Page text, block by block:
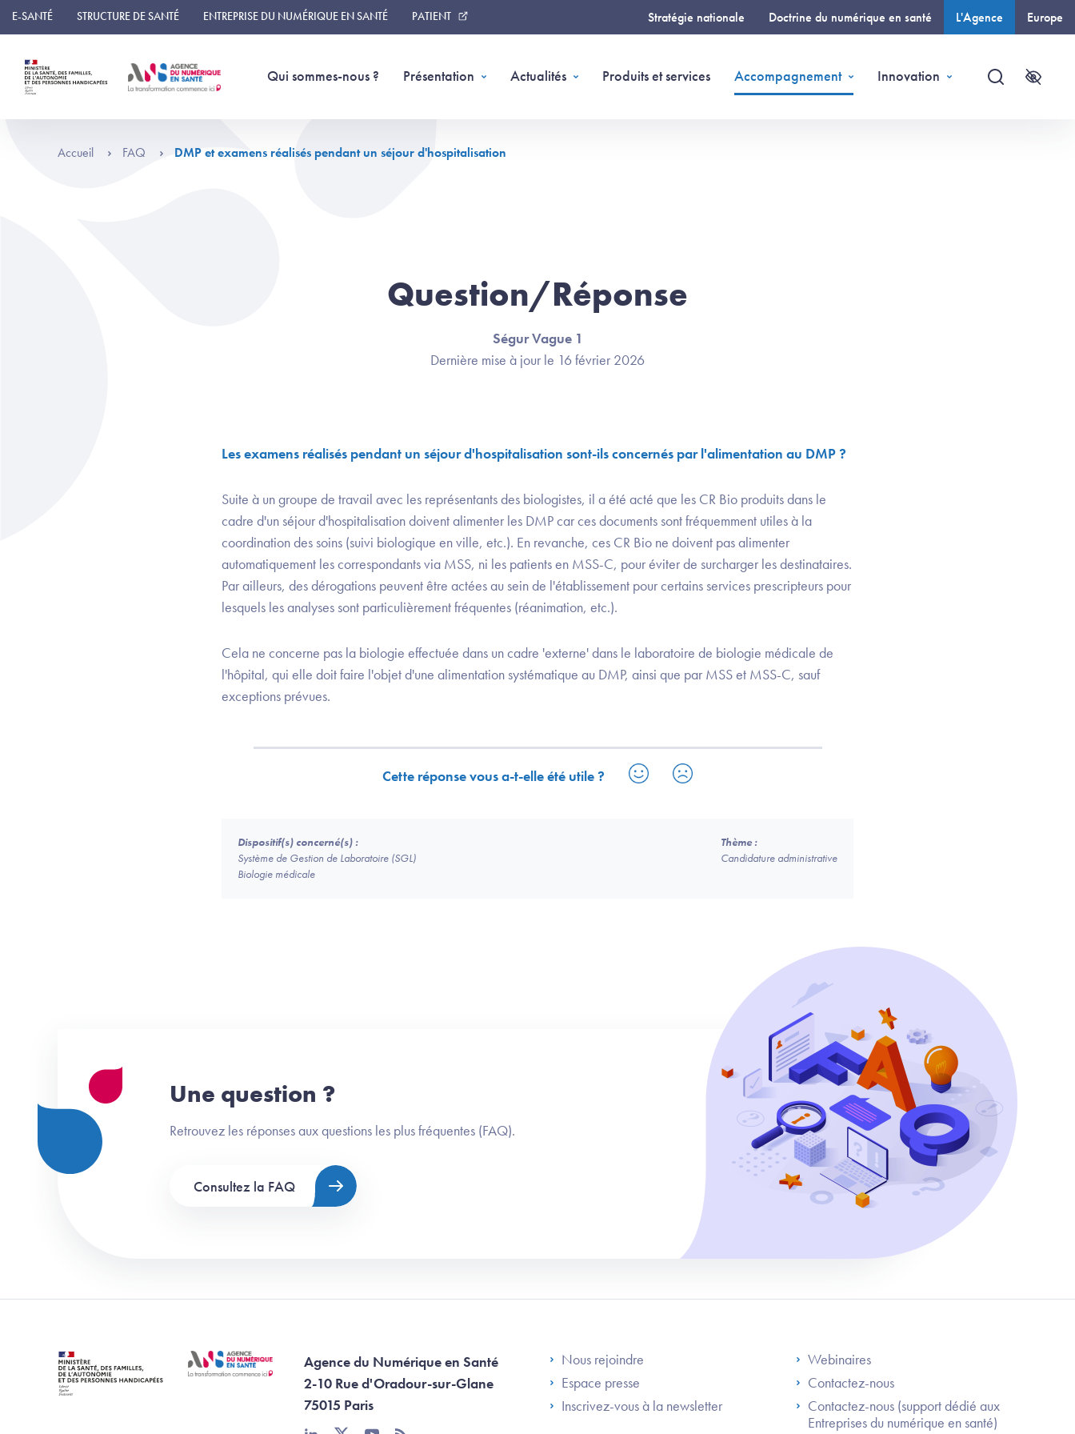
Panneau de gestion des cookies
E-SANTÉ STRUCTURE DE SANTÉ ENTREPRISE DU NUMÉRIQUE EN SANTÉ PATIENT Stratégie nationale Doctrine du numérique en santé L'Agence Europe
Qui sommes-nous ? Présentation Actualités Produits et services Accompagnement Innovation
Recherche
Accueil FAQ DMP et examens réalisés pendant un séjour d'hospitalisation
Question/Réponse
Ségur Vague 1
Dernière mise à jour le 16 février 2026
Les examens réalisés pendant un séjour d'hospitalisation sont-ils concernés par l'alimentation au DMP ?
Suite à un groupe de travail avec les représentants des biologistes, il a été acté que les CR Bio produits dans le
cadre d'un séjour d'hospitalisation doivent alimenter les DMP car ces documents sont fréquemment utiles à la
coordination des soins (suivi biologique en ville, etc.). En revanche, ces CR Bio ne doivent pas alimenter
automatiquement les correspondants via MSS, ni les patients en MSS-C, pour éviter de surcharger les destinataires.
Par ailleurs, des dérogations peuvent être actées au sein de l'établissement pour certains services prescripteurs pour
lesquels les analyses sont particulièrement fréquentes (réanimation, etc.).
Cela ne concerne pas la biologie effectuée dans un cadre 'externe' dans le laboratoire de biologie médicale de
l'hôpital, qui elle doit faire l'objet d'une alimentation systématique au DMP, ainsi que par MSS et MSS-C, sauf
exceptions prévues.
Cette réponse vous a-t-elle été utile ?
Dispositif(s) concerné(s) :
Système de Gestion de Laboratoire (SGL)
Biologie médicale
Thème :
Candidature administrative
Une question ?
Retrouvez les réponses aux questions les plus fréquentes (FAQ).
Consultez la FAQ
Agence du Numérique en Santé
2-10 Rue d'Oradour-sur-Glane
75015 Paris
Footer Left ANS
Nous rejoindre
Espace presse
Inscrivez-vous à la newsletter
Footer Right ANS
Webinaires
Contactez-nous
Contactez-nous (support dédié aux
Entreprises du numérique en santé)